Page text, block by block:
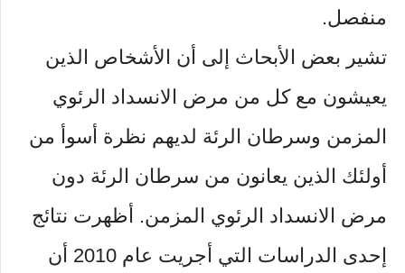
منفصل.
تشير بعض الأبحاث إلى أن الأشخاص الذين
يعيشون مع كل من مرض الانسداد الرئوي
المزمن وسرطان الرئة لديهم نظرة أسوأ من
أولئك الذين يعانون من سرطان الرئة دون
مرض الانسداد الرئوي المزمن. أظهرت نتائج
إحدى الدراسات التي أجريت عام 2010 أن